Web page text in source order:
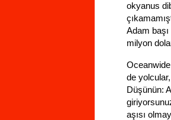
okyanus
Adam
milyon
de
Düşünün:
aşısı